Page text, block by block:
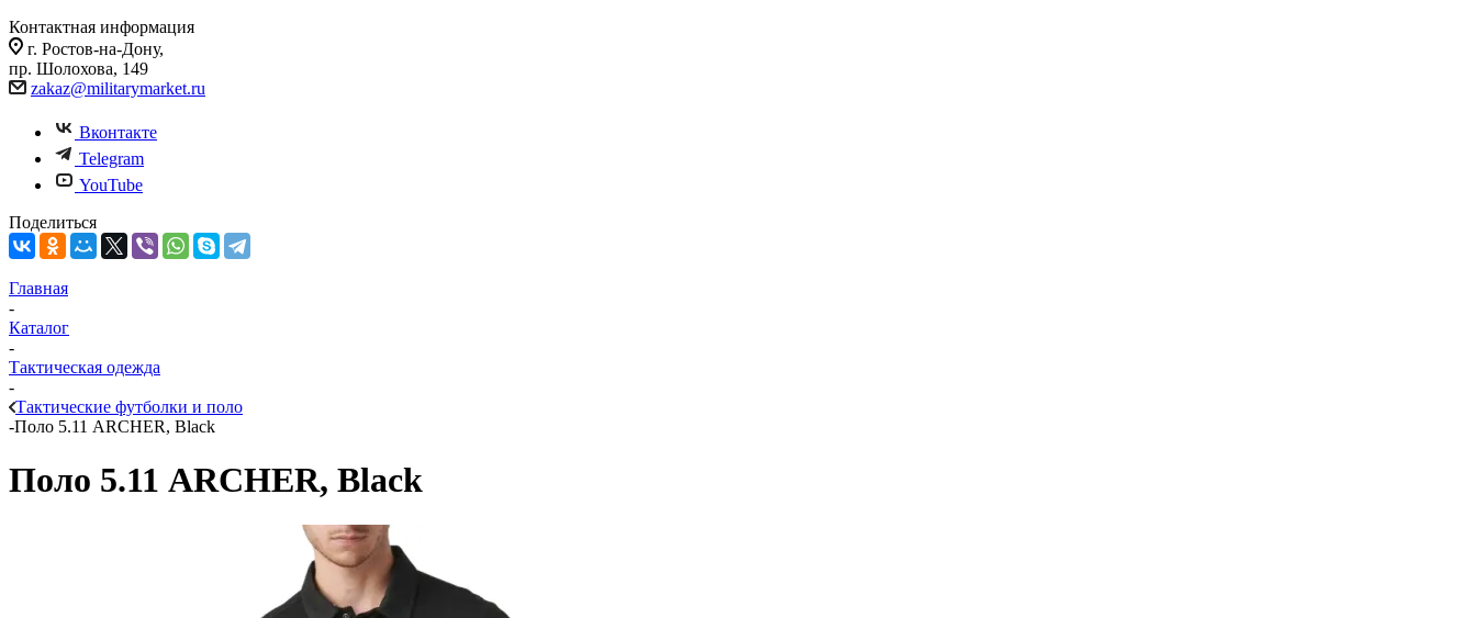
Контактная информация
г. Ростов-на-Дону,
пр. Шолохова, 149
zakaz@militarymarket.ru
Вконтакте
Telegram
YouTube
Поделиться
Главная
-
Каталог
-
Тактическая одежда
-
Тактические футболки и поло
-Поло 5.11 ARCHER, Black
Поло 5.11 ARCHER, Black